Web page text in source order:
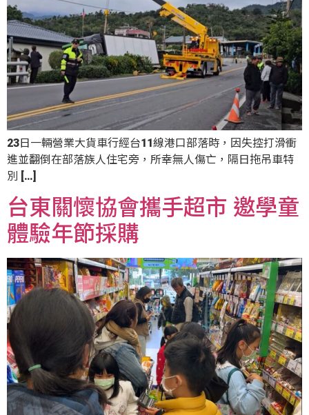
23日一輛營業大貨車行經台11線港口部落時，因失控打滑衝
進並翻倒在部落族人住宅旁，所幸無人傷亡，隔日拖吊車特
別 […]
台東關懷協會攜手超市 邀學童
體驗年節採購